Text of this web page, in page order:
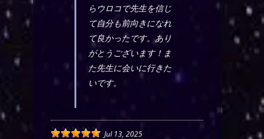
らウロコで先生を信じ
て自分も前向きになれ
て良かったです。あり
がとうございます！ま
た先生に会いに行きた
いです。
Jul 13, 2025